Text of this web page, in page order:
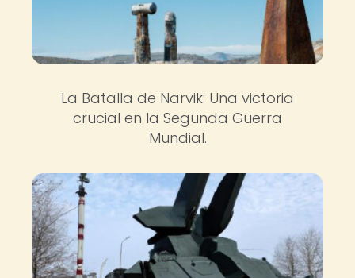
La Batalla de Narvik: Una victoria
crucial en la Segunda Guerra
Mundial.